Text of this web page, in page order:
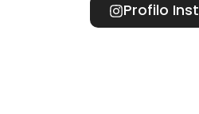
Profilo